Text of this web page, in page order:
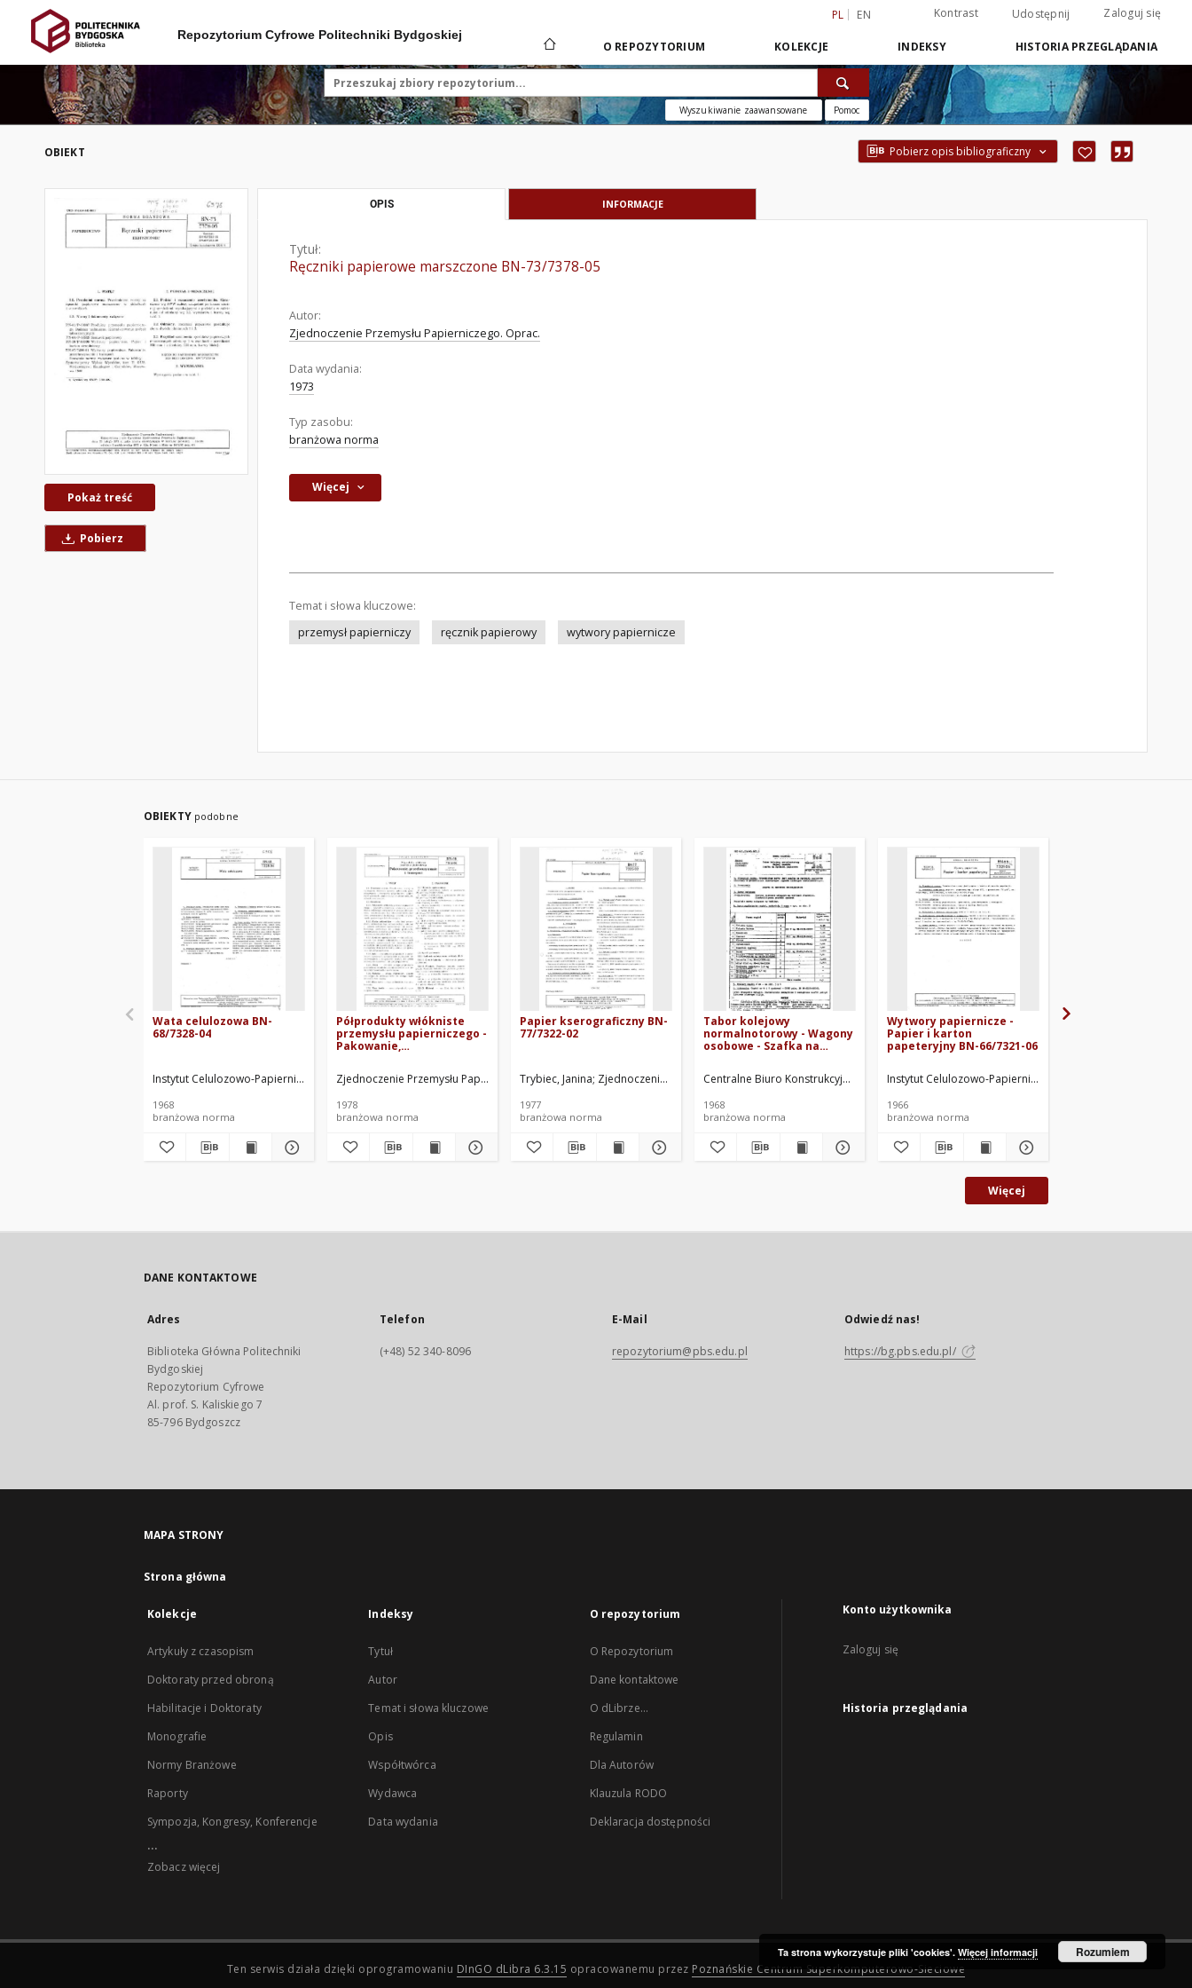
PL EN Kontrast Udostępnij Zaloguj się
Repozytorium Cyfrowe Politechniki Bydgoskiej
O REPOZYTORIUM KOLEKCJE INDEKSY HISTORIA PRZEGLĄDANIA
Wyszukiwanie zaawansowane Pomoc
OBIEKT Pobierz opis bibliograficzny
Pokaż treść
Pobierz
OPIS INFORMACJE
Tytuł:
Ręczniki papierowe marszczone BN-73/7378-05
Autor:
Zjednoczenie Przemysłu Papierniczego. Oprac.
Data wydania:
1973
Typ zasobu:
branżowa norma
Więcej
Temat i słowa kluczowe:
przemysł papierniczy
ręcznik papierowy wytwory papiernicze
OBIEKTY podobne
Wata celulozowa BN-
68/7328-04
Instytut Celulozowo-Papierniczy. Oprac.
1968
branżowa norma
Półprodukty włókniste
przemysłu papierniczego -
Pakowanie,
transport BN-78/7314-01
Zjednoczenie Przemysłu Papierniczego, Łódź. Oprac.
1978
branżowa norma
Papier kserograficzny BN-
77/7322-02
Trybiec, Janina Zjednoczenie Przemysłu Papierniczego, Łódź. Oprac.
1977
branżowa norma
Tabor kolejowy
normalnotorowy - Wagony
osobowe - Szafka na
68/3515-24
Centralne Biuro Konstrukcyjne Przemysłu Taboru Kolejowego. Oprac.
1968
branżowa norma
Wytwory papiernicze -
Papier i karton
papeteryjny BN-66/7321-06
Instytut Celulozowo-Papierniczy. Oprac.
1966
branżowa norma
Więcej
DANE KONTAKTOWE
Adres
Biblioteka Główna Politechniki
Bydgoskiej
Repozytorium Cyfrowe
Al. prof. S. Kaliskiego 7
85-796 Bydgoszcz
Telefon
(+48) 52 340-8096
E-Mail
repozytorium@pbs.edu.pl
Odwiedź nas!
https://bg.pbs.edu.pl/
MAPA STRONY
Strona główna
Kolekcje
Artykuły z czasopism
Doktoraty przed obroną
Habilitacje i Doktoraty
Monografie
Normy Branżowe
Raporty
Sympozja, Kongresy, Konferencje
...
Zobacz więcej
Indeksy
Tytuł
Autor
Temat i słowa kluczowe
Opis
Współtwórca
Wydawca
Data wydania
O repozytorium
O Repozytorium
Dane kontaktowe
O dLibrze...
Regulamin
Dla Autorów
Klauzula RODO
Deklaracja dostępności
Konto użytkownika
Zaloguj się
Historia przeglądania
Ten serwis działa dzięki oprogramowaniu DInGO dLibra 6.3.15 opracowanemu przez Poznańskie Centrum Superkomputerowo-Sieciowe
Ta strona wykorzystuje pliki 'cookies'. Więcej informacji Rozumiem